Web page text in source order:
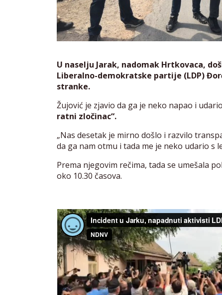
U naselju Jarak, nadomak Hrtkovaca,
Liberalno-demokratske partije (LDP)
stranke.
Žujović je zjavio da ga je neko napao i
ratni zločinac“.
„Nas desetak je mirno došlo i razvilo
da ga nam otmu i tada me je neko udario s
Prema njegovim rečima, tada se umešala
oko 10.30 časova.